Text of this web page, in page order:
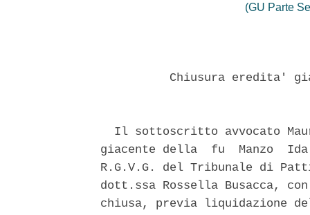
(GU Parte
Chiusura eredita'
Il sottoscritto avvocato
giacente della  fu  Manzo
R.G.V.G. del Tribunale di
dott.ssa Rossella Busacca,
chiusa, previa liquidazione